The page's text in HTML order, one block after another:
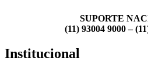
SUPORTE
(11) 93004 9000 –
Institucional